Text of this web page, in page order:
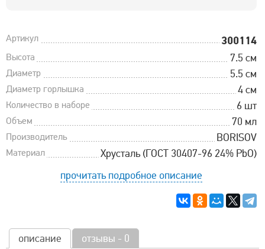
Артикул 300114
Высота 7.5 см
Диаметр 5.5 см
Диаметр горлышка 4 см
Количество в наборе 6 шт
Объем 70 мл
Производитель BORISOV
Материал
Хрусталь (ГОСТ 30407-96 24% PbO)
прочитать подробное описание
описание отзывы - 0